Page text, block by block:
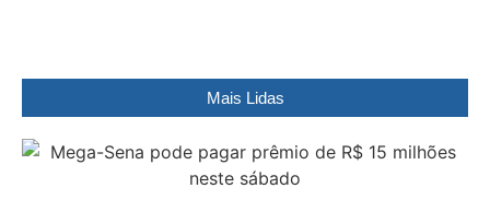
Mais Lidas